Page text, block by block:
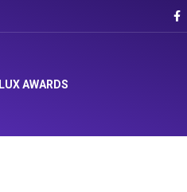
LUX AWARDS